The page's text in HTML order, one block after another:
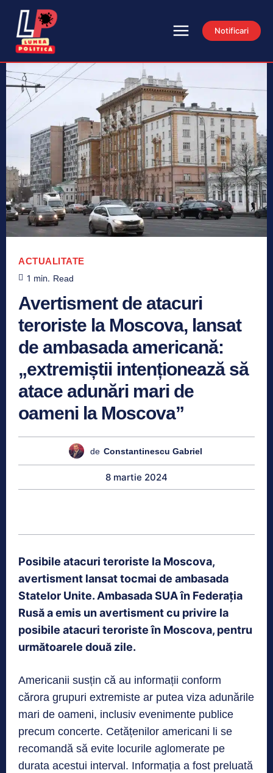
Notificari
ACTUALITATE
1 min. Read
Avertisment de atacuri
teroriste la Moscova, lansat
de ambasada americană:
„extremiștii intenționează să
atace adunări mari de
oameni la Moscova”
de Constantinescu Gabriel
8 martie 2024
Posibile atacuri teroriste la Moscova,
avertisment lansat tocmai de ambasada
Statelor Unite. Ambasada SUA în Federația
Rusă a emis un avertisment cu privire la
posibile atacuri teroriste în Moscova, pentru
următoarele două zile.
Americanii susțin că au informații conform
cărora grupuri extremiste ar putea viza adunările
mari de oameni, inclusiv evenimente publice
precum concerte. Cetățenilor americani li se
recomandă să evite locurile aglomerate pe
durata acestui interval. Informația a fost preluată